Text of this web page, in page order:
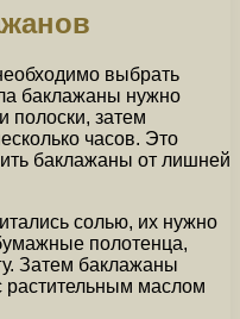
выбрать
баклажаны нужно
полоски, затем
часов. Это
баклажаны от лишней
солью, их нужно
полотенца,
Затем баклажаны
растительным маслом